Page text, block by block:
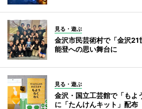
見る・遊ぶ
金沢市民芸術村で「金沢
能登への思い舞台に
見る・遊ぶ
金沢・国立工芸館で「も
に「たんけんキット」配布